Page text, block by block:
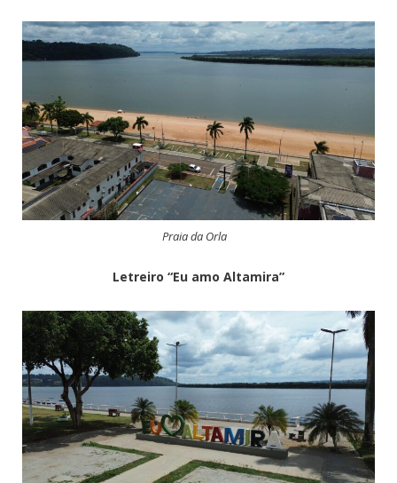
Praia da Orla
Letreiro “Eu amo Altamira”